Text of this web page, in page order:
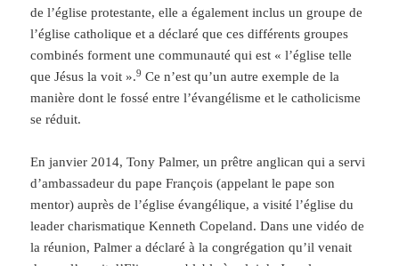
de l’église protestante, elle a également inclus un groupe de
l’église catholique et a déclaré que ces différents groupes
combinés forment une communauté qui est « l’église telle
que Jésus la voit ».9 Ce n’est qu’un autre exemple de la
manière dont le fossé entre l’évangélisme et le catholicisme
se réduit.
En janvier 2014, Tony Palmer, un prêtre anglican qui a servi
d’ambassadeur du pape François (appelant le pape son
mentor) auprès de l’église évangélique, a visité l’église du
leader charismatique Kenneth Copeland. Dans une vidéo de
la réunion, Palmer a déclaré à la congrégation qu’il venait